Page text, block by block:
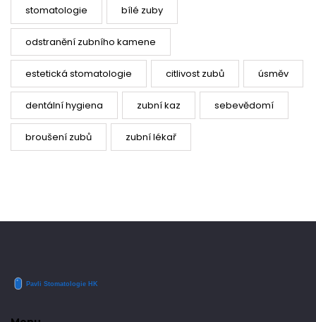
stomatologie bílé zuby
odstranění zubního kamene
estetická stomatologie citlivost zubů úsměv
dentální hygiena zubní kaz sebevědomí
broušení zubů zubní lékař